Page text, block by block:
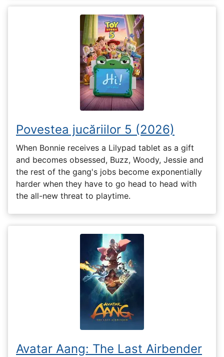
Povestea jucăriilor 5 (2026)
When Bonnie receives a Lilypad tablet as a gift
and becomes obsessed, Buzz, Woody, Jessie and
the rest of the gang's jobs become exponentially
harder when they have to go head to head with
the all-new threat to playtime.
Avatar Aang: The Last Airbender